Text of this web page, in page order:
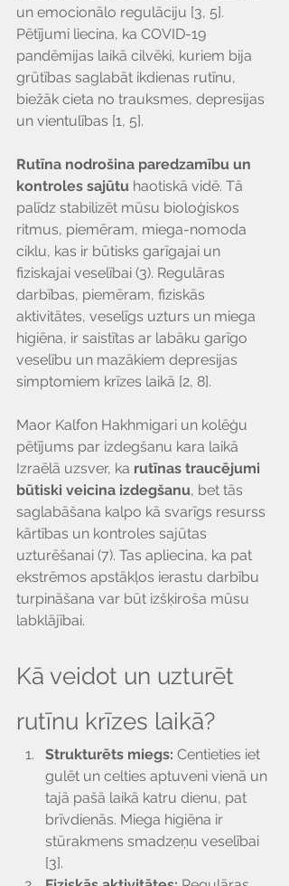
un emocionālo regulāciju [3, 5].
Pētījumi liecina, ka COVID-19
pandēmijas laikā cilvēki, kuriem bija
grūtības saglabāt ikdienas rutīnu,
biežāk cieta no trauksmes, depresijas
un vientulības [1, 5].
Rutīna nodrošina paredzamību un
kontroles sajūtu haotiskā vidē. Tā
palīdz stabilizēt mūsu bioloģiskos
ritmus, piemēram, miega-nomoda
ciklu, kas ir būtisks garīgajai un
fiziskajai veselībai (3). Regulāras
darbības, piemēram, fiziskās
aktivitātes, veselīgs uzturs un miega
higiēna, ir saistītas ar labāku garīgo
veselību un mazākiem depresijas
simptomiem krīzes laikā [2, 8].
Maor Kalfon Hakhmigari un kolēģu
pētījums par izdegšanu kara laikā
Izraēlā uzsver, ka rutīnas traucējumi
būtiski veicina izdegšanu, bet tās
saglabāšana kalpo kā svarīgs resurss
kārtības un kontroles sajūtas
uzturēšanai (7). Tas apliecina, ka pat
ekstrēmos apstākļos ierastu darbību
turpināšana var būt izšķiroša mūsu
labklājībai.
Kā veidot un uzturēt
rutīnu krīzes laikā?
Strukturēts miegs: Centieties iet
gulēt un celties aptuveni vienā un
tajā pašā laikā katru dienu, pat
brīvdienās. Miega higiēna ir
stūrakmens smadzeņu veselībai
[3].